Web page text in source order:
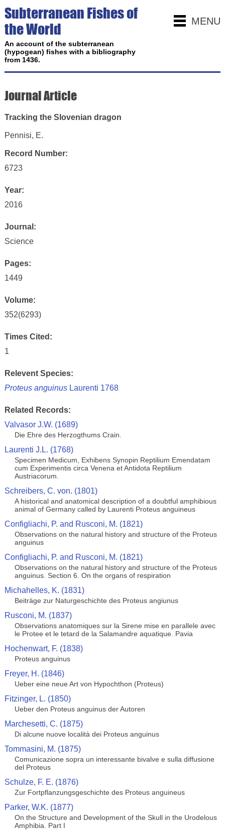
MENU
Subterranean Fishes of
the World
An account of the subterranean
(hypogean) fishes with a bibliography
from 1436.
Journal Article
Tracking the Slovenian dragon
Pennisi, E.
Record Number:
6723
Year:
2016
Journal:
Science
Pages:
1449
Volume:
352(6293)
Times Cited:
1
Relevent Species:
Proteus anguinusLaurenti 1768
Related Records:
Valvasor J.W. (1689)
Die Ehre des Herzogthums Crain.
Laurenti J.L. (1768)
Specimen Medicum, Exhibens Synopin Reptilium Emendatam
cum Experimentis circa Venena et Antidota Reptilium
Austriacorum.
Schreibers, C. von. (1801)
A historical and anatomical description of a doubtful amphibious
animal of Germany called by Laurenti Proteus anguineus
Configliachi, P. and Rusconi, M. (1821)
Observations on the natural history and structure of the Proteus
anguinus
Configliachi, P. and Rusconi, M. (1821)
Observations on the natural history and structure of the Proteus
anguinus. Section 6. On the organs of respiration
Michahelles, K. (1831)
Beiträge zur Naturgeschichte des Proteus angiunus
Rusconi, M. (1837)
Observations anatomiques sur la Sirene mise en parallele avec
le Protee et le tetard de la Salamandre aquatique. Pavia
Hochenwart, F. (1838)
Proteus anguinus
Freyer, H. (1846)
Ueber eine neue Art von Hypochthon (Proteus)
Fitzinger, L. (1850)
Ueber den Proteus anguinus der Autoren
Marchesetti, C. (1875)
Di alcune nuove località dei Proteus anguinus
Tommasini, M. (1875)
Comunicazione sopra un interessante bivalve e sulla diffusione
del Proteus
Schulze, F. E. (1876)
Zur Fortpflanzungsgeschichte des Proteus anguineus
Parker, W.K. (1877)
On the Structure and Development of the Skull in the Urodelous
Amphibia. Part I